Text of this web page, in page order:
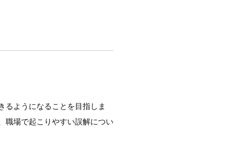
るようになることを目指しま
職場で起こりやすい誤解につい